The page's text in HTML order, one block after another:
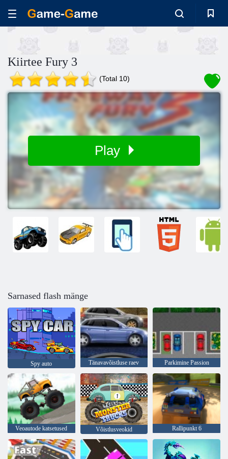
Kiirtee Fury 3
(Total 10)
Play
Sarnased flash mänge
Spy auto Tänavavõistluse raev Parkimine Passion
Veoautode katsetused Võistlusveokid Rallipunkt 6